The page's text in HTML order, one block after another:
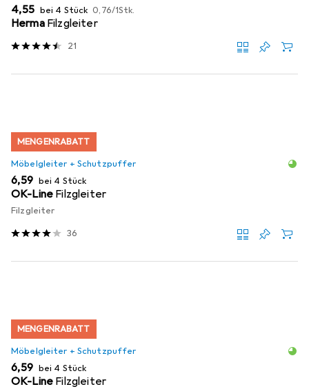
EUR
4,55 bei 4 Stück EUR
0,76/1Stk.
Herma Filzgleiter
21
MENGENRABATT
Möbelgleiter + Schutzpuffer
EUR
6,59 bei 4 Stück
OK-Line Filzgleiter
Filzgleiter
36
MENGENRABATT
Möbelgleiter + Schutzpuffer
EUR
6,59 bei 4 Stück
OK-Line Filzgleiter